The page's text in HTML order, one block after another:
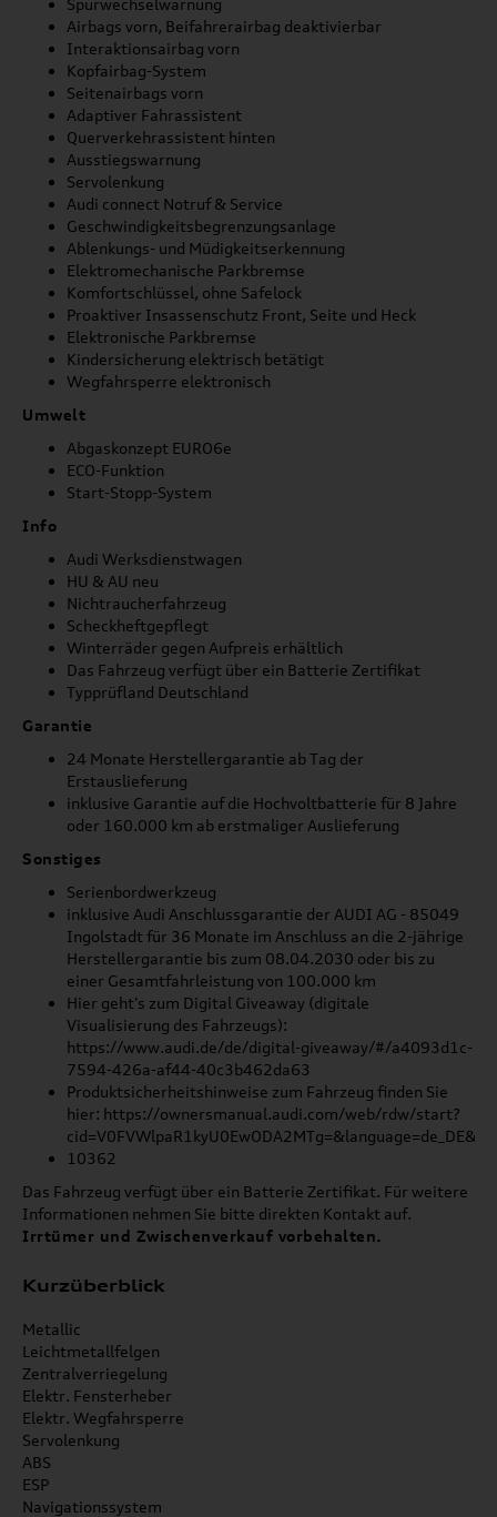
Spurwechselwarnung
Airbags vorn, Beifahrerairbag deaktivierbar
Interaktionsairbag vorn
Kopfairbag-System
Seitenairbags vorn
Adaptiver Fahrassistent
Querverkehrassistent hinten
Ausstiegswarnung
Servolenkung
Audi connect Notruf & Service
Geschwindigkeitsbegrenzungsanlage
Ablenkungs- und Müdigkeitserkennung
Elektromechanische Parkbremse
Komfortschlüssel, ohne Safelock
Proaktiver Insassenschutz Front, Seite und Heck
Elektronische Parkbremse
Kindersicherung elektrisch betätigt
Wegfahrsperre elektronisch
Umwelt
Abgaskonzept EURO6e
ECO-Funktion
Start-Stopp-System
Info
Audi Werksdienstwagen
HU & AU neu
Nichtraucherfahrzeug
Scheckheftgepflegt
Winterräder gegen Aufpreis erhältlich
Das Fahrzeug verfügt über ein Batterie Zertifikat
Typprüfland Deutschland
Garantie
24 Monate Herstellergarantie ab Tag der
Erstauslieferung
inklusive Garantie auf die Hochvoltbatterie für 8 Jahre
oder 160.000 km ab erstmaliger Auslieferung
Sonstiges
Serienbordwerkzeug
inklusive Audi Anschlussgarantie der AUDI AG - 85049
Ingolstadt für 36 Monate im Anschluss an die 2-jährige
Herstellergarantie bis zum 08.04.2030 oder bis zu
einer Gesamtfahrleistung von 100.000 km
Hier geht's zum Digital Giveaway (digitale
Visualisierung des Fahrzeugs):
https://www.audi.de/de/digital-giveaway/#/a4093d1c-
7594-426a-af44-40c3b462da63
Produktsicherheitshinweise zum Fahrzeug finden Sie
hier: https://ownersmanual.audi.com/web/rdw/start?
10362
Das Fahrzeug verfügt über ein Batterie Zertifikat. Für weitere
Informationen nehmen Sie bitte direkten Kontakt auf.
Irrtümer und Zwischenverkauf vorbehalten.
Kurzüberblick
Metallic
Leichtmetallfelgen
Zentralverriegelung
Elektr. Fensterheber
Elektr. Wegfahrsperre
Servolenkung
ABS
ESP
Navigationssystem